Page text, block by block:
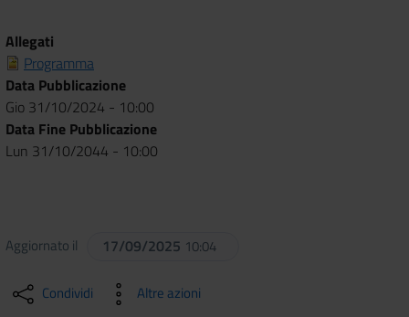
Allegati
Programma
Data Pubblicazione
Gio 31/10/2024 - 10:00
Data Fine Pubblicazione
Lun 31/10/2044 - 10:00
Aggiornato il 17/09/2025 10:04
Condividi Altre azioni